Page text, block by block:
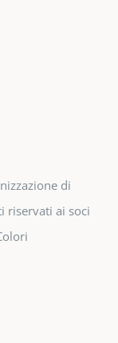
di
riservati ai soci